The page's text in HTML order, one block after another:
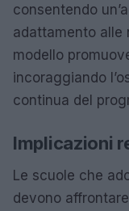
consentendo
adattamento alle
modello
incoraggiando
continua del
Implicazioni
Le scuole che
devono